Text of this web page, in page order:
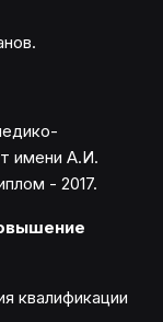
имени А.И.
- 2017.
квалификации